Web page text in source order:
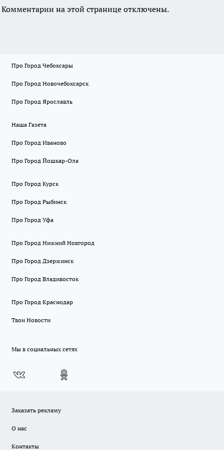
Комментарии на этой странице отключены.
Про Город Чебоксары
Про Город Новочебоксарск
Про Город Ярославль
Наша Газета
Про Город Иваново
Про Город Йошкар-Ола
Про Город Курск
Про Город Рыбинск
Про Город Уфа
Про Город Нижний Новгород
Про Город Дзержинск
Про Город Владивосток
Про Город Краснодар
Твои Новости
Мы в социальных сетях
Заказать рекламу
О нас
Контакты